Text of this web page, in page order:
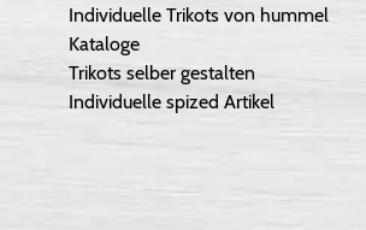
Individuelle Trikots von hummel
Kataloge
Trikots selber gestalten
Individuelle spized Artikel